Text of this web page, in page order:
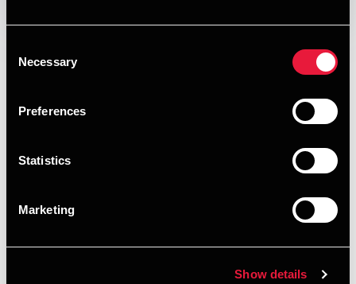
Selection
Necessary
Preferences
Statistics
Marketing
Show details
Ingen rentegodtgørelse til overskydende skat i år
Guide til en grundig gennemgang af årsopgørelsen
for 2025
højere
Henning Boye Hansen